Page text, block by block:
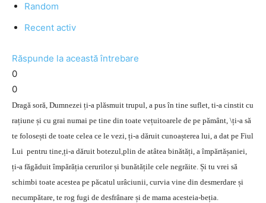
Random
Recent activ
Răspunde la această întrebare
0
0
Dragă soră, Dumnezei ți-a plăsmuit trupul, a pus în tine suflet, ti-a cinstit cu
rațiune și cu grai numai pe tine din toate vețuitoarele de pe pământ, \ți-a să
te folosești de toate celea ce le vezi, ți-a dăruit cunoașterea lui, a dat pe Fiul
Lui pentru tine,ți-a dăruit botezul,plin de atâtea binătăți, a împărtășaniei,
ți-a făgăduit împărăția cerurilor și bunătățile cele negrăite. Și tu vrei să
schimbi toate acestea pe păcatul urâciunii, curvia vine din desmerdare și
necumpătare, te rog fugi de desfrânare și de mama acesteia-beția.